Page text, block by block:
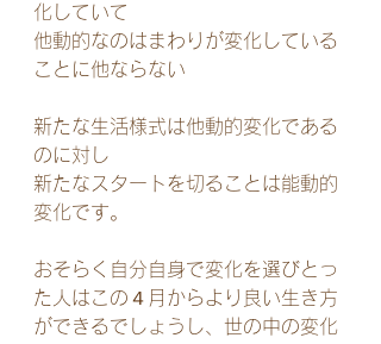
化していて
他動的なのはまわりが変化している
ことに他ならない
新たな生活様式は他動的変化である
のに対し
新たなスタートを切ることは能動的
変化です。
おそらく自分自身で変化を選びとっ
た人はこの４月からより良い生き方
ができるでしょうし、世の中の変化